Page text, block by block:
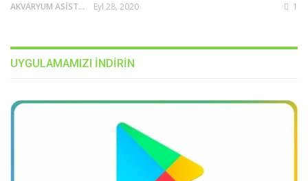
AKVARYUM ASISTANI Eyl 28, 2020 1
UYGULAMAMIZI INDIRIN